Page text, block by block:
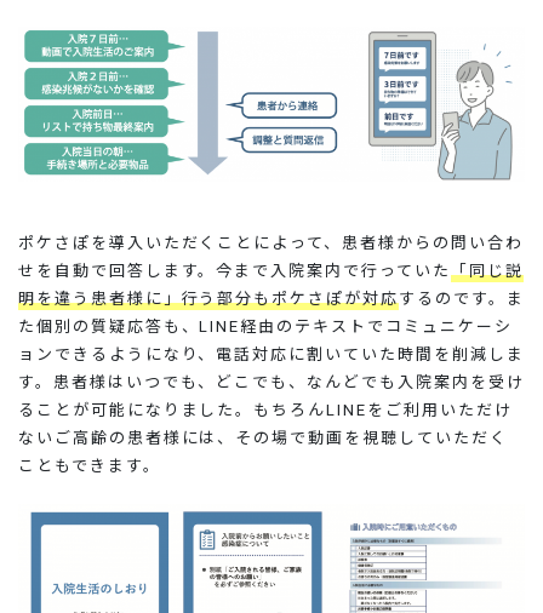
ポケさぽを導入いただくことによって、患者様からの問い合わ
せを自動で回答します。今まで入院案内で行っていた「同じ説
明を違う患者様に」行う部分もポケさぽが対応するのです。ま
た個別の質疑応答も、LINE経由のテキストでコミュニケーシ
ョンできるようになり、電話対応に割いていた時間を削減しま
す。患者様はいつでも、どこでも、なんどでも入院案内を受け
ることが可能になりました。もちろんLINEをご利用いただけ
ないご高齢の患者様には、その場で動画を視聴していただく
こともできます。